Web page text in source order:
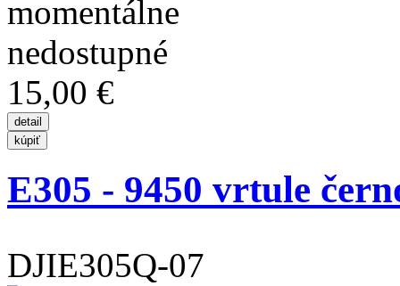
15,00 €
E305 - 9450 vrtule
DJIE305Q-07